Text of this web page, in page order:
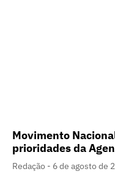
Movimento
prioridades da
Redação
6 de agosto de